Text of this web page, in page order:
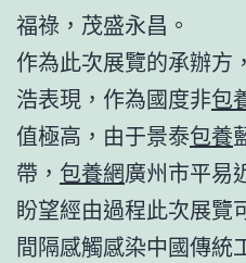
福祿，茂盛永昌。
作為此次展覽的承辦方
浩表現，作為國度非包
值極高，由于景泰包養
帶， 包養網廣州市平易
盼望經由過程此次展覽
間隔感觸感染中國傳統